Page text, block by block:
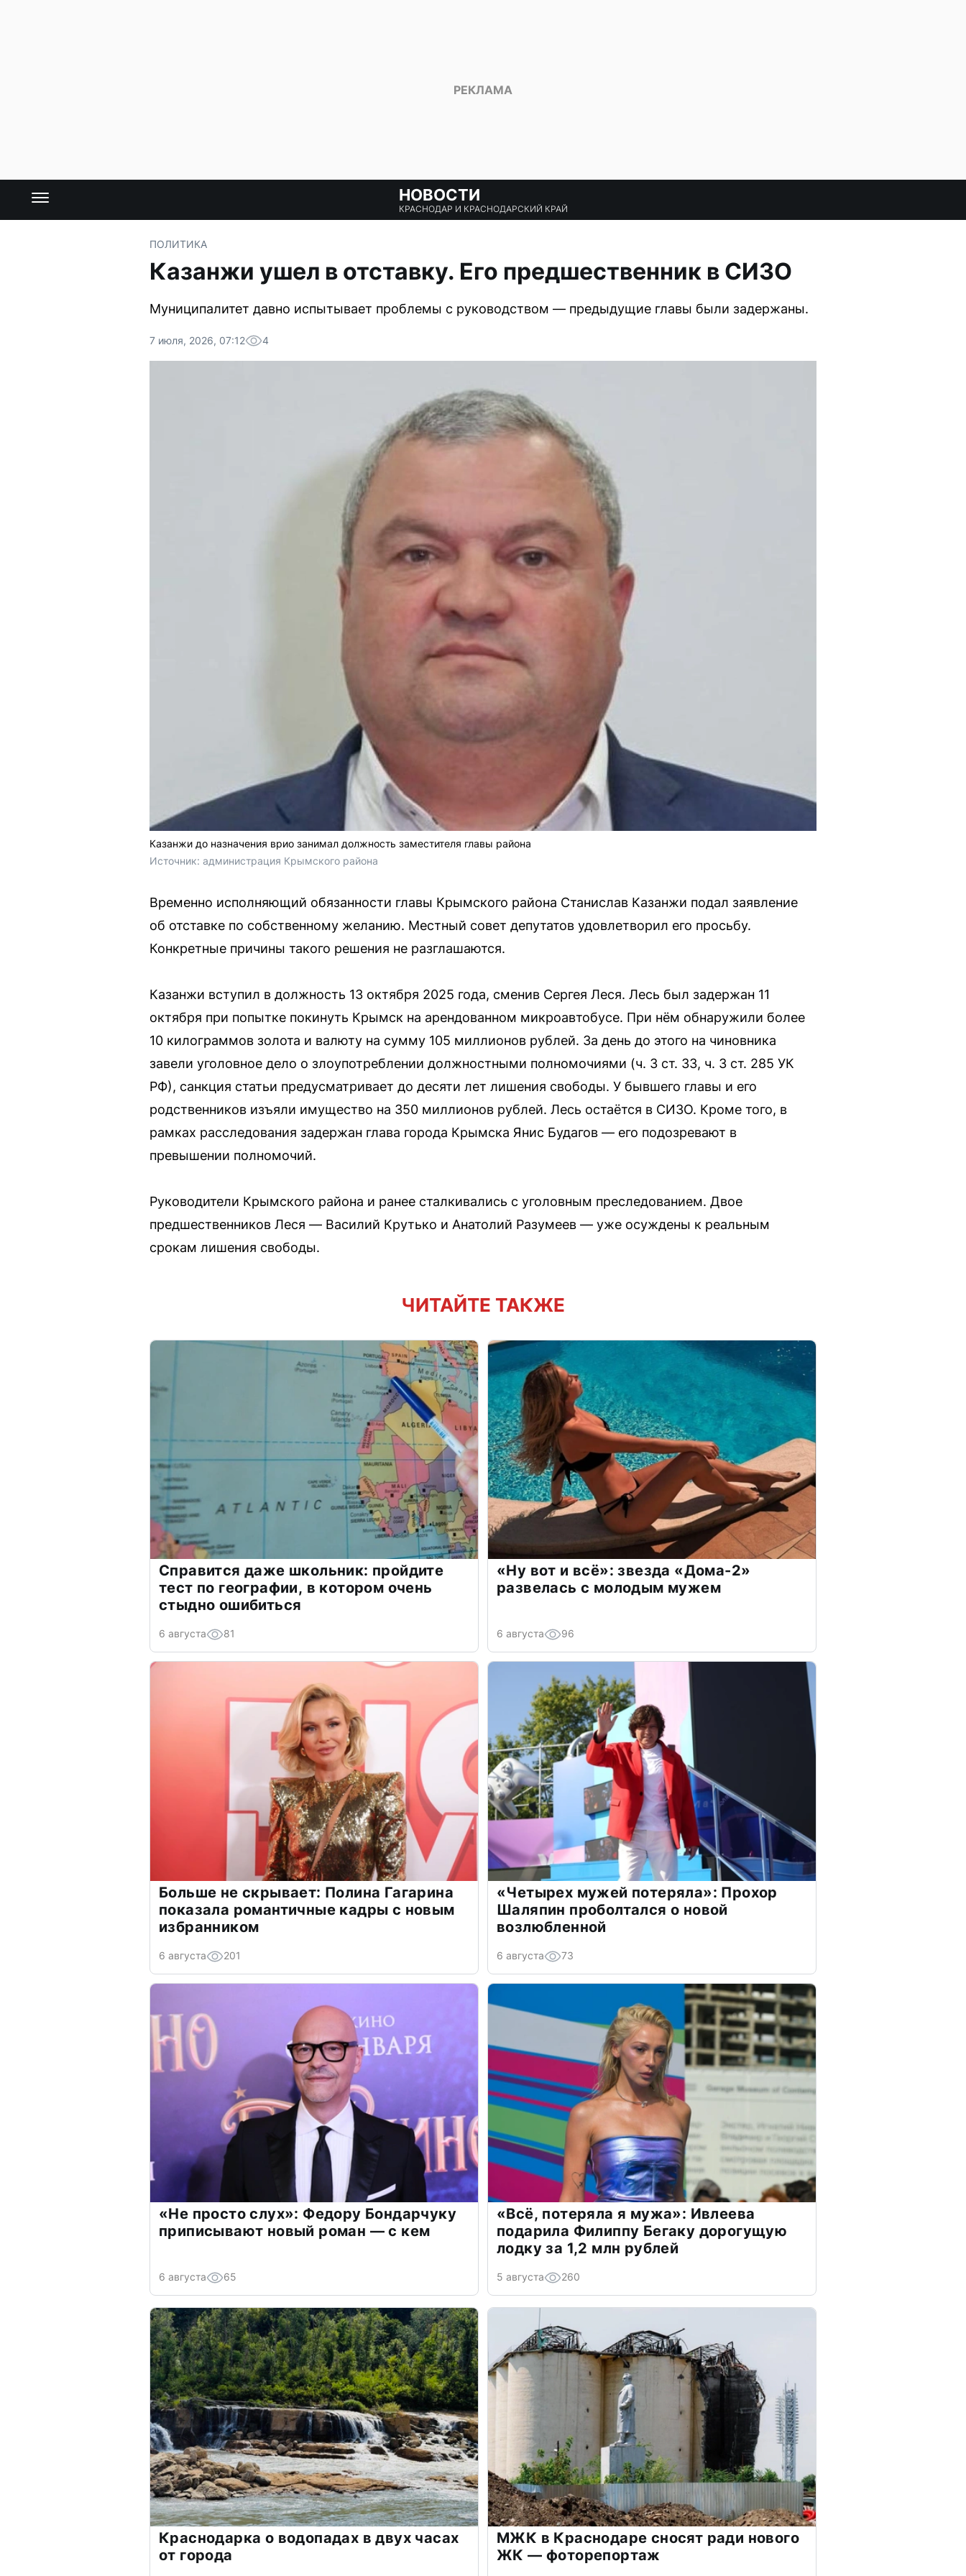
НОВОСТИ
КРАСНОДАР И КРАСНОДАРСКИЙ КРАЙ
ПОЛИТИКА
Казанжи ушел в отставку. Его предшественник в СИЗО
Муниципалитет давно испытывает проблемы с руководством — предыдущие главы были задержаны.
7 июля, 2026, 07:12 4
Казанжи до назначения врио занимал должность заместителя главы района
Источник: администрация Крымского района
Временно исполняющий обязанности главы Крымского района Станислав Казанжи подал заявление
об отставке по собственному желанию. Местный совет депутатов удовлетворил его просьбу.
Конкретные причины такого решения не разглашаются.
Казанжи вступил в должность 13 октября 2025 года, сменив Сергея Леся. Лесь был задержан 11
октября при попытке покинуть Крымск на арендованном микроавтобусе. При нём обнаружили более
10 килограммов золота и валюту на сумму 105 миллионов рублей. За день до этого на чиновника
завели уголовное дело о злоупотреблении должностными полномочиями (ч. 3 ст. 33, ч. 3 ст. 285 УК
РФ), санкция статьи предусматривает до десяти лет лишения свободы. У бывшего главы и его
родственников изъяли имущество на 350 миллионов рублей. Лесь остаётся в СИЗО. Кроме того, в
рамках расследования задержан глава города Крымска Янис Будагов — его подозревают в
превышении полномочий.
Руководители Крымского района и ранее сталкивались с уголовным преследованием. Двое
предшественников Леся — Василий Крутько и Анатолий Разумеев — уже осуждены к реальным
срокам лишения свободы.
ЧИТАЙТЕ ТАКЖЕ
Справится даже школьник: пройдите
тест по географии, в котором очень
стыдно ошибиться
6 августа 81
«Ну вот и всё»: звезда «Дома-2»
развелась с молодым мужем
6 августа 96
Больше не скрывает: Полина Гагарина
показала романтичные кадры с новым
избранником
6 августа 201
«Четырех мужей потеряла»: Прохор
Шаляпин проболтался о новой
возлюбленной
6 августа 73
«Не просто слух»: Федору Бондарчуку
приписывают новый роман — с кем
6 августа 65
«Всё, потеряла я мужа»: Ивлеева
подарила Филиппу Бегаку дорогущую
лодку за 1,2 млн рублей
5 августа 260
Краснодарка о водопадах в двух часах
от города
МЖК в Краснодаре сносят ради нового
ЖК — фоторепортаж